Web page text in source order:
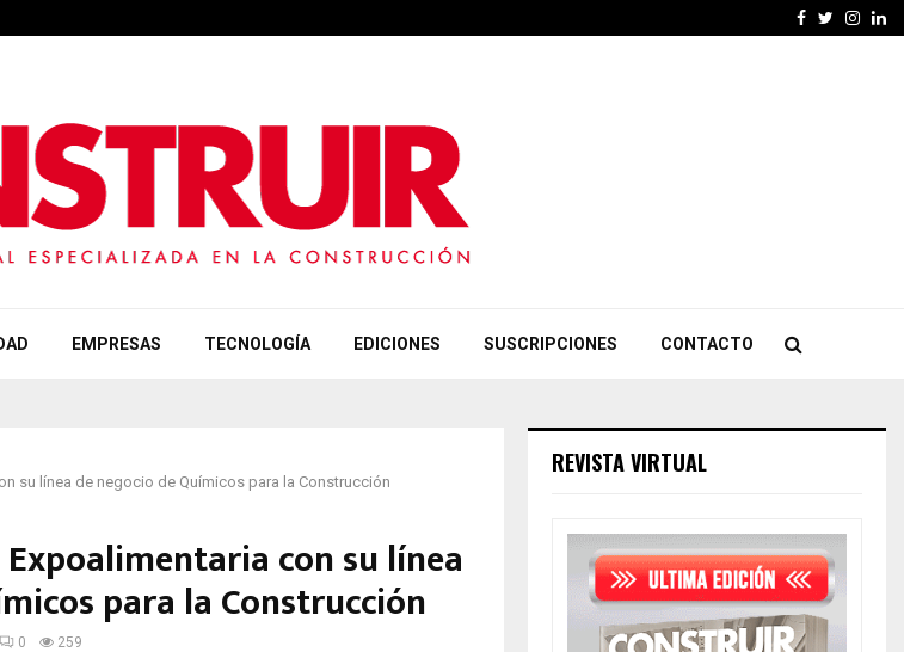
Facebook
Twitter
EMPRESAS TECNOLOGÍA EDICIONES SUSCRIPCIONES CONTACTO
su línea de negocio de Químicos para la Construcción
Expoalimentaria con su línea
para la Construcción
0 259
REVISTA VIRTUAL